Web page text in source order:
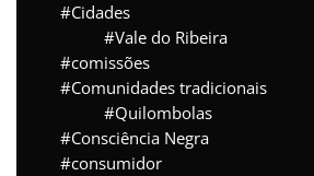
Cidades
Vale do Ribeira
comissões
Comunidades tradicionais
Quilombolas
Consciência Negra
consumidor